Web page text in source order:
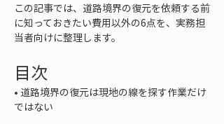
この記事では、道路境界の復元を依頼する前
に知っておきたい費用以外の6点を、実務担
当者向けに整理します。
目次
• 道路境界の復元は現地の線を探す作業だけ
ではない